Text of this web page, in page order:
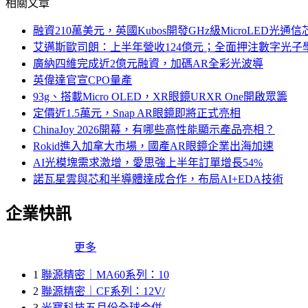
相關文章
融資210萬美元，英國Kubos開發GHz級MicroLED光通信
艾邁斯歐司朗：上半年營收124億元；全面押注數字光子
廣納四維完成近2億元融資，加碼AR全彩光波導
英偉達官宣CPO量產
93g、搭載Micro OLED，XR眼鏡URXR One開啟眾籌
定價近1.5萬元，Snap AR眼鏡即將正式亮相
ChinaJoy 2026開幕，有哪些高性能顯示產品亮相？
Rokid進入加拿大市場，國產AR眼鏡企業出海加速
AI光模塊需求激增，愛思強上半年訂單增長54%
諾瓦星雲與芯和半導體達成合作，布局AI+EDA技術
企業快訊
更多
1 聯源精密｜MA60系列：10
2 聯源精密｜CF系列：12V/